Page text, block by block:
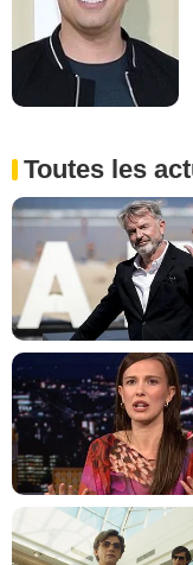
Toutes les